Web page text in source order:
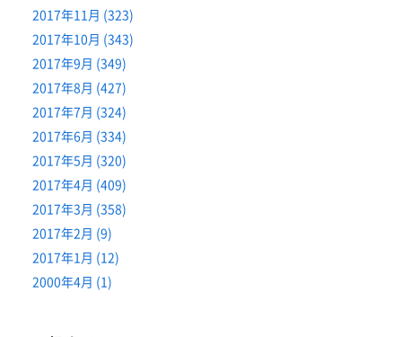
2017年11月 (323)
2017年10月 (343)
2017年9月 (349)
2017年8月 (427)
2017年7月 (324)
2017年6月 (334)
2017年5月 (320)
2017年4月 (409)
2017年3月 (358)
2017年2月 (9)
2017年1月 (12)
2000年4月 (1)